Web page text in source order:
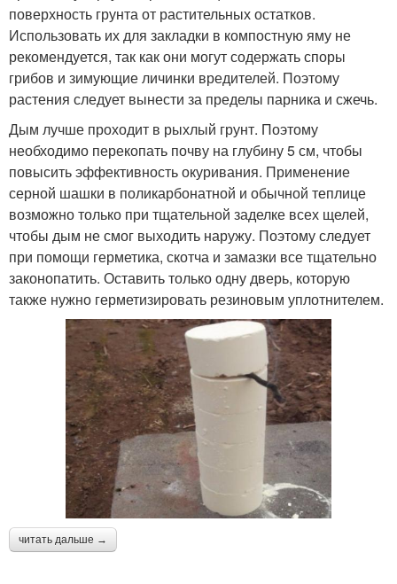
поверхность грунта от растительных остатков.
Использовать их для закладки в компостную яму не
рекомендуется, так как они могут содержать споры
грибов и зимующие личинки вредителей. Поэтому
растения следует вынести за пределы парника и сжечь.
Дым лучше проходит в рыхлый грунт. Поэтому
необходимо перекопать почву на глубину 5 см, чтобы
повысить эффективность окуривания. Применение
серной шашки в поликарбонатной и обычной теплице
возможно только при тщательной заделке всех щелей,
чтобы дым не смог выходить наружу. Поэтому следует
при помощи герметика, скотча и замазки все тщательно
законопатить. Оставить только одну дверь, которую
также нужно герметизировать резиновым уплотнителем.
читать дальше →